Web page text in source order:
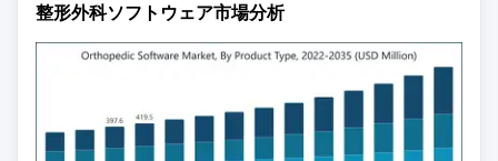
整形外科ソフトウェア市場分析